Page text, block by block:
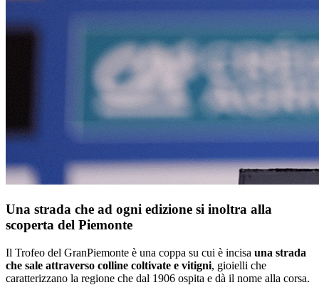
Una strada che ad ogni edizione si inoltra alla
scoperta del Piemonte
Il Trofeo del GranPiemonte è una coppa su cui è incisa una strada
che sale attraverso colline coltivate e vitigni, gioielli che
caratterizzano la regione che dal 1906 ospita e dà il nome alla corsa.